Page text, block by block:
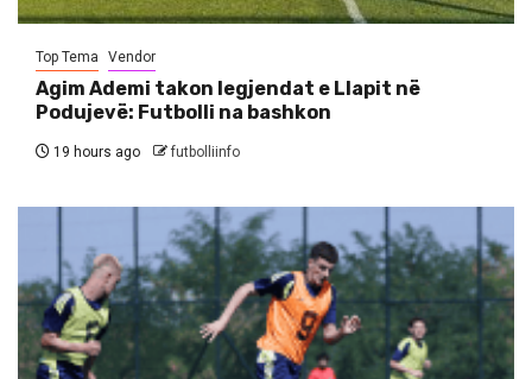
Top Tema Vendor
Agim Ademi takon legjendat e Llapit në
Podujevë: Futbolli na bashkon
19 hours ago futbolliinfo